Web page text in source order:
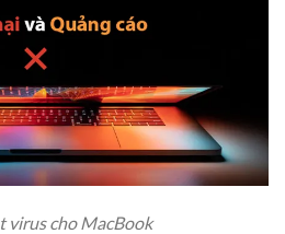
virus cho MacBook